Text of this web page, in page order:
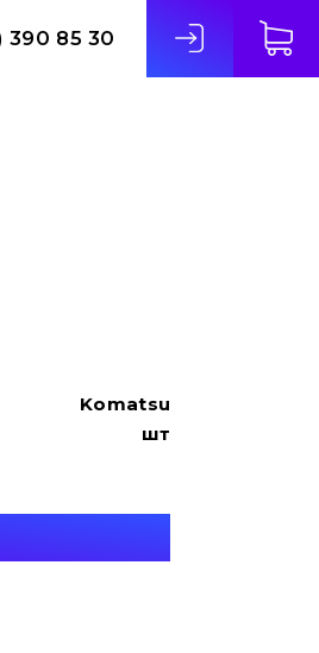
390 85 30
Komatsu
шт